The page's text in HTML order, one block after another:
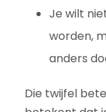
Je wilt
worden,
anders
Die twijfel